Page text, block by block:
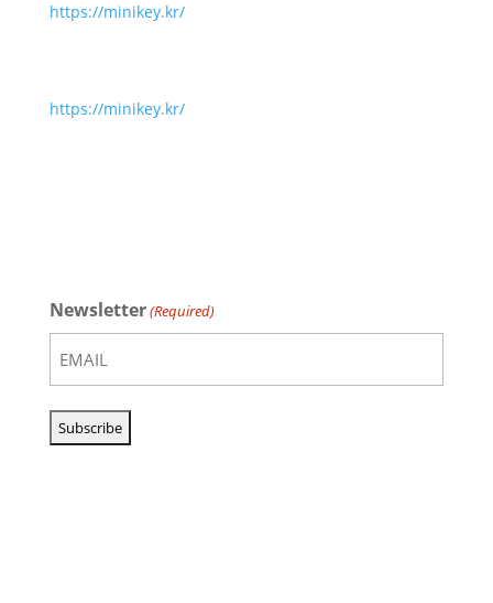
https://minikey.kr/
https://minikey.kr/
Newsletter(Required)